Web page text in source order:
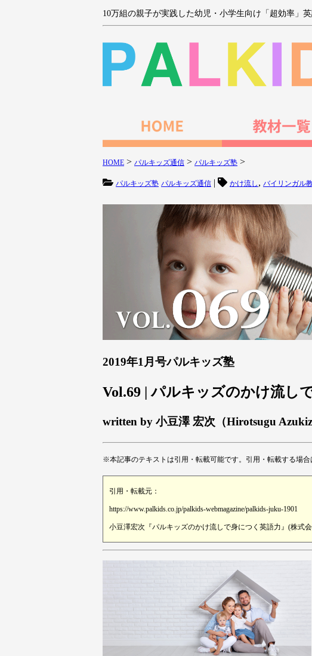
10万組の親子が実践した幼児・小学生向け「超効率」
HOME > パルキッズ通信 > パルキッズ塾 >
パルキッズ塾 パルキッズ通信 | かけ流し , バイリンガル
2019年1月号パルキッズ塾
Vol.69 | パルキッズのかけ流し
written by 小豆澤 宏次（Hirotsugu
※本記事のテキストは引用・転載可能です。引用・転載する場合
引用・転載元：
https://www.palkids.co.jp/palkids-webmagazine/palkids-juku-1901
小豆澤宏次『パルキッズのかけ流しで身につく英語力』(株式